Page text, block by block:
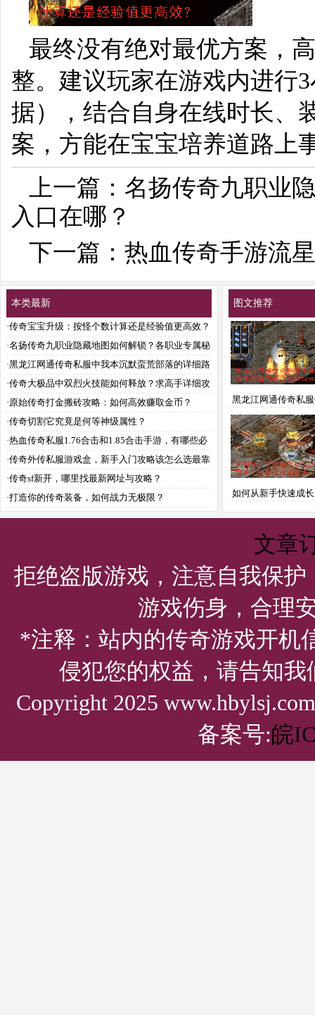
最终没有绝对最优方案，
整。建议玩家在游戏内进行
据），结合自身在线时长、
案，方能在宝宝培养道路上
上一篇： 名扬传奇九职业
入口在哪？
下一篇： 热血传奇手游流
本类最新
·传奇宝宝升级：按怪个数计算还是经验值更高效？
·名扬传奇九职业隐藏地图如何解锁？各职业专属秘
境入口在哪？
·黑龙江网通传奇私服中我本沉默蛮荒部落的详细路
线攻略？
·传奇大极品中双烈火技能如何释放？求高手详细攻
略
·原始传奇打金搬砖攻略：如何高效赚取金币？
·传奇切割它究竟是何等神级属性？
·热血传奇私服1.76合击和1.85合击手游，有哪些必
看攻略？
·传奇外传私服游戏盒，新手入门攻略该怎么选最靠
谱？
·传奇sf新开，哪里找最新网址与攻略？
·打造你的传奇装备，如何战力无极限？
图文推荐
黑龙江网通传奇私
沉默蛮荒部落的详
略？
如何从新手快速成
霸主？传奇私服征
文章
拒绝盗版游戏，注意自我保
游戏伤身，合理
*注释：站内的传奇游戏开机
侵犯您的权益，请告知
Copyright 2025
备案号:皖